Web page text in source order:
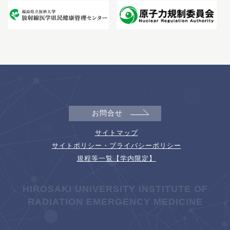
お問合せ
サイトマップ
サイトポリシー・プライバシーポリシー
規程等一覧【学内限定】
HIROSAKI UNIVERSITY INSTITUTE OF
RADIATION EMERGENCY MEDICINE